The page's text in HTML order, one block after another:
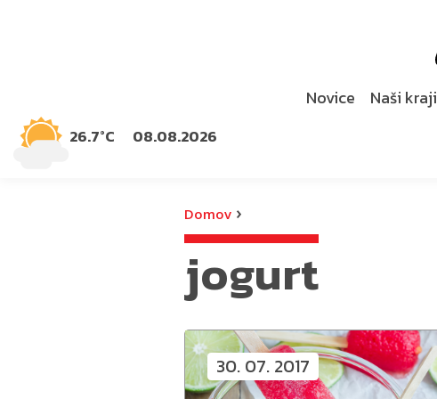
26.7°C 08.08.2026
Novice Naši kraji
Domov ›
jogurt
30. 07. 2017